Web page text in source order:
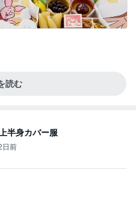
読む
半身カバー服
日前